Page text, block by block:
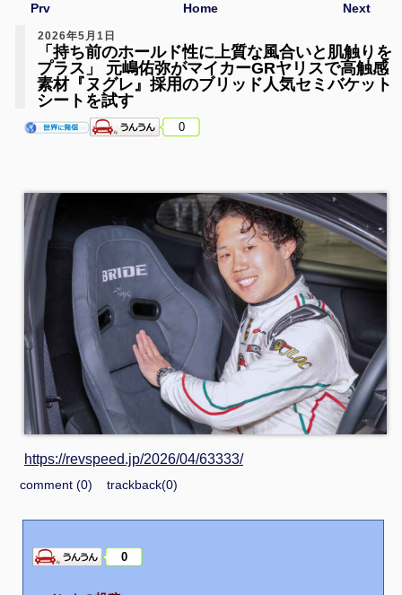
Next
Prv Home
2026年5月1日
「持ち前のホールド性に上質な風合いと肌触りを
プラス」 元嶋佑弥がマイカーGRヤリスで高触感
素材『ヌグレ』採用のブリッド人気セミバケット
シートを試す
0
https://revspeed.jp/2026/04/63333/
comment (0) trackback(0)
0